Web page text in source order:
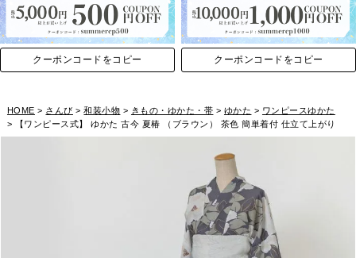
クーポンコードをコピー クーポンコードをコピー
HOME さんび 和装小物 きもの・ゆかた・帯 ゆかた
ワンピースゆかた
【ワンピース式】 ゆかた 古今 夏椿 （ブラウン） 茶色 簡単着付 仕立て上がり